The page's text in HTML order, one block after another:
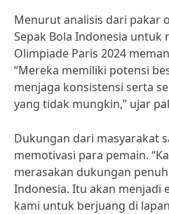
Menurut analisis dari pakar
Sepak Bola Indonesia untuk
Olimpiade Paris 2024
“Mereka memiliki potensi
menjaga konsistensi serta
yang tidak mungkin,” ujar
Dukungan dari masyarakat
memotivasi para pemain.
merasakan dukungan
Indonesia. Itu akan menjadi
kami untuk berjuang di